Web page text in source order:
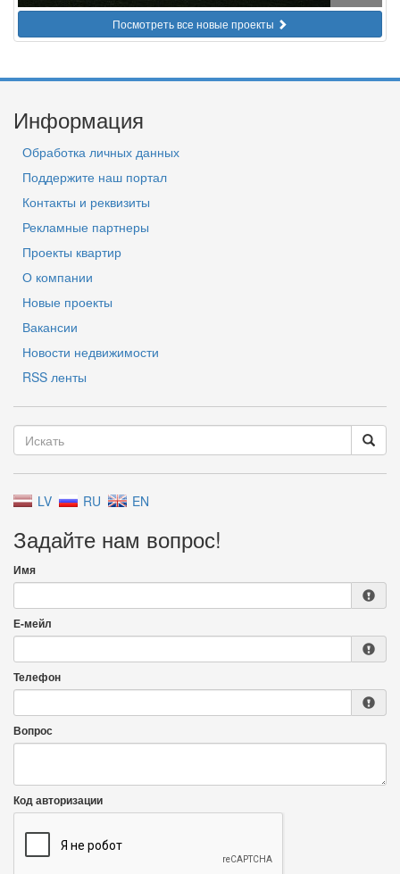
Посмотреть все новые проекты
Информация
Обработка личных данных
Поддержите наш портал
Контакты и реквизиты
Рекламные партнеры
Проекты квартир
О компании
Новые проекты
Вакансии
Новости недвижимости
RSS ленты
LV RU EN
Задайте нам вопрос!
Имя
Е-мейл
Телефон
Вопрос
Код авторизации